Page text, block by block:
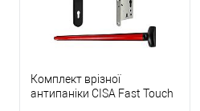
Комплект врізної
антипаніки CISA Fast Touch